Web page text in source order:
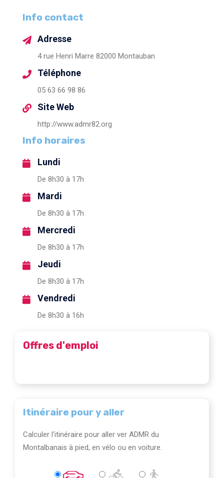
Info contact
Adresse
4 rue Henri Marre 82000 Montauban
Téléphone
05 63 66 98 86
Site Web
http://www.admr82.org
Info horaires
Lundi
De 8h30 à 17h
Mardi
De 8h30 à 17h
Mercredi
De 8h30 à 17h
Jeudi
De 8h30 à 17h
Vendredi
De 8h30 à 16h
Offres d'emploi
Itinéraire pour y aller
Calculer l'itinéraire pour aller ver ADMR du
Montalbanais à pied, en vélo ou en voiture.